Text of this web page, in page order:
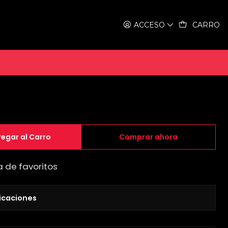
ACCESO CARRO
lock 125mm
al Carro Comprar ahora
de favoritos